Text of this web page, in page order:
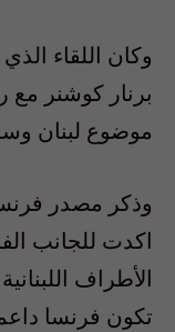
وكان اللقاء
برنار كوشنر
موضوع لبنان
وذكر مصدر
اكدت للجانب
الأطراف